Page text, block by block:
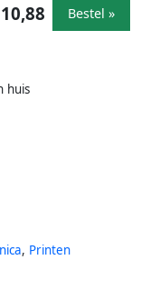
huis
10,88 Bestel »
, Printen